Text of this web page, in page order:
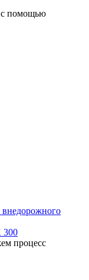
с помощью
300
процесс